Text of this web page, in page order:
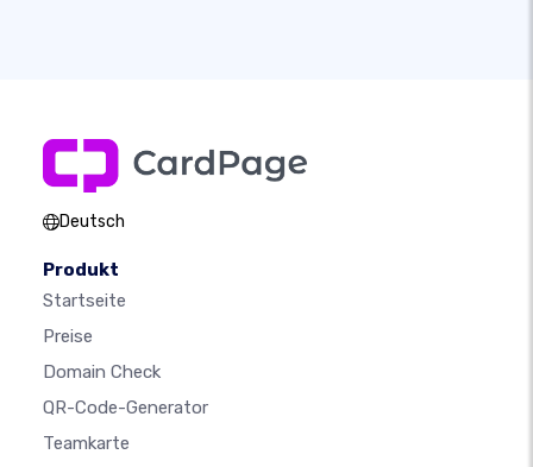
Deutsch
Produkt
Startseite
Preise
Domain Check
QR-Code-Generator
Teamkarte